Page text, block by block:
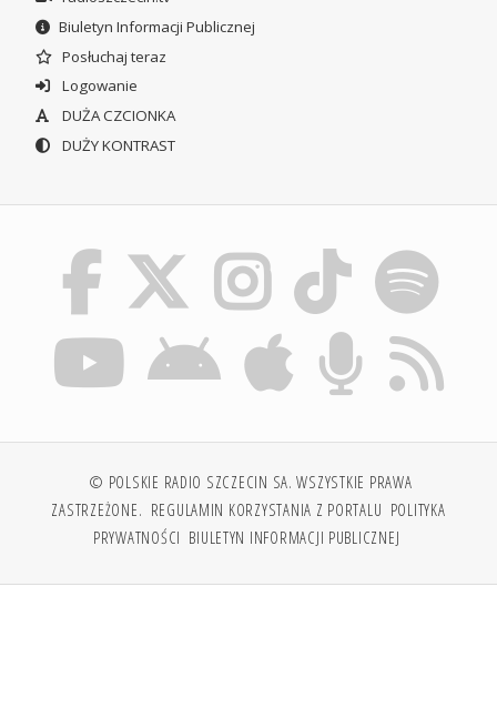
Biuletyn Informacji Publicznej
Posłuchaj teraz
Logowanie
DUŻA CZCIONKA
DUŻY KONTRAST
© POLSKIE RADIO SZCZECIN SA. WSZYSTKIE PRAWA
ZASTRZEŻONE. REGULAMIN KORZYSTANIA Z PORTALU POLITYKA
PRYWATNOŚCI BIULETYN INFORMACJI PUBLICZNEJ